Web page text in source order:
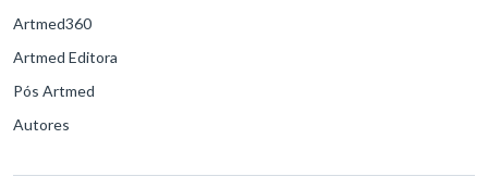
Artmed360
Artmed Editora
Pós Artmed
Autores